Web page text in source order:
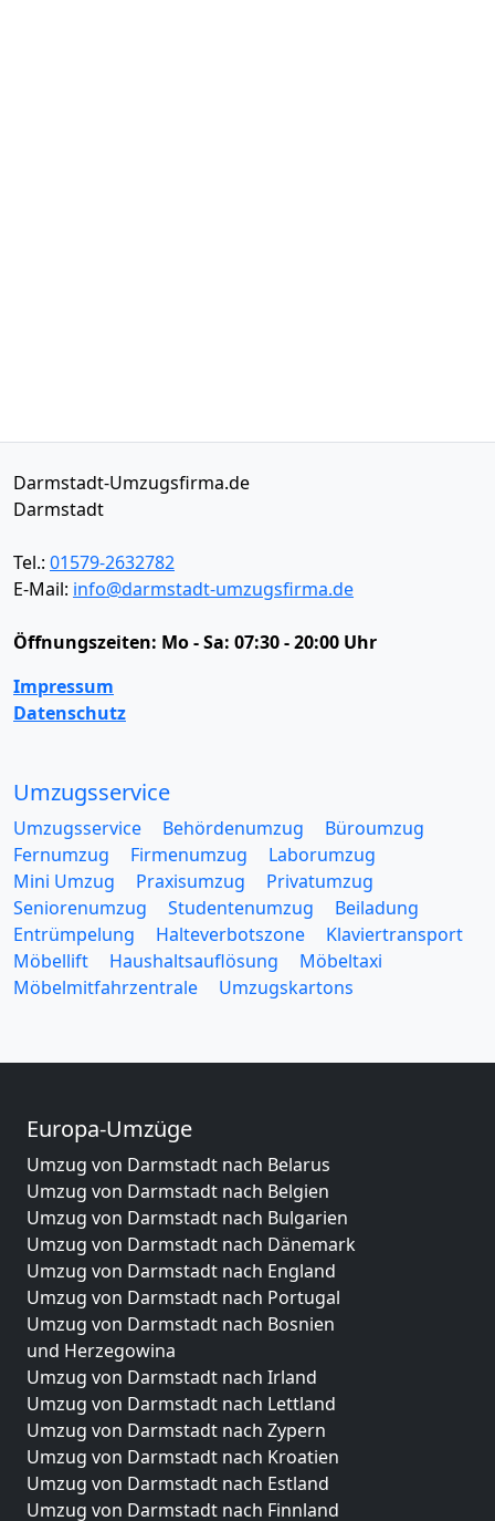
Darmstadt-Umzugsfirma.de
Darmstadt
Tel.: 01579-2632782
E-Mail: info@darmstadt-umzugsfirma.de
Öffnungszeiten: Mo - Sa: 07:30 - 20:00 Uhr
Impressum
Datenschutz
Umzugsservice
Umzugsservice Behördenumzug
Büroumzug
Fernumzug
Firmenumzug
Laborumzug
Mini Umzug
Praxisumzug
Privatumzug
Seniorenumzug
Studentenumzug
Beiladung
Entrümpelung
Halteverbotszone
Klaviertransport
Möbellift
Haushaltsauflösung
Möbeltaxi
Möbelmitfahrzentrale
Umzugskartons
Europa-Umzüge
Umzug von Darmstadt nach Belarus
Umzug von Darmstadt nach Belgien
Umzug von Darmstadt nach Bulgarien
Umzug von Darmstadt nach Dänemark
Umzug von Darmstadt nach England
Umzug von Darmstadt nach Portugal
Umzug von Darmstadt nach Bosnien
und Herzegowina
Umzug von Darmstadt nach Irland
Umzug von Darmstadt nach Lettland
Umzug von Darmstadt nach Zypern
Umzug von Darmstadt nach Kroatien
Umzug von Darmstadt nach Estland
Umzug von Darmstadt nach Finnland